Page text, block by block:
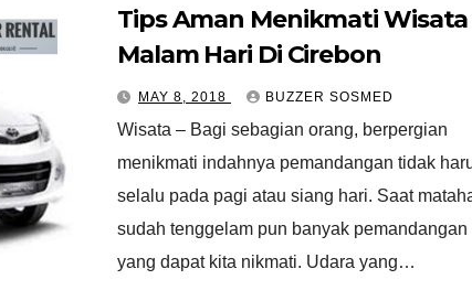
Tips Aman Menikmati Wisata
Malam Hari Di Cirebon
MAY 8, 2018 BUZZER SOSMED
Wisata – Bagi sebagian orang, berpergian
menikmati indahnya pemandangan tidak
selalu pada pagi atau siang hari. Saat
sudah tenggelam pun banyak pemandangan
yang dapat kita nikmati. Udara yang…